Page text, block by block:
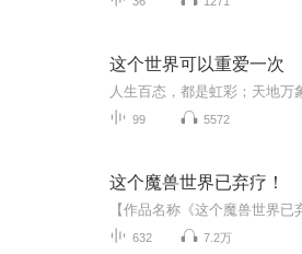
这个世界可以重爱一次
99 5572
这个魔兽世界已弃疗！
632 7.2万